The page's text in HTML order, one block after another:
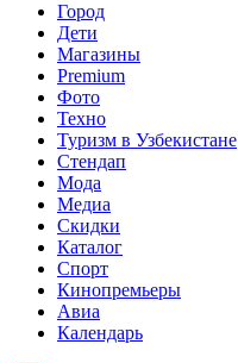
Город
Дети
Магазины
Premium
Фото
Техно
Туризм в Узбекистане
Стендап
Мода
Медиа
Скидки
Каталог
Спорт
Кинопремьеры
Авиа
Календарь